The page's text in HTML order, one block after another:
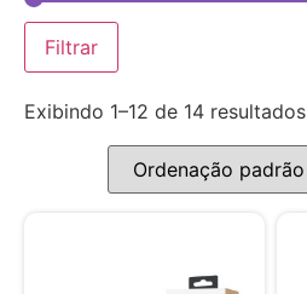
Filtrar
Exibindo 1–12 de 14 resultados